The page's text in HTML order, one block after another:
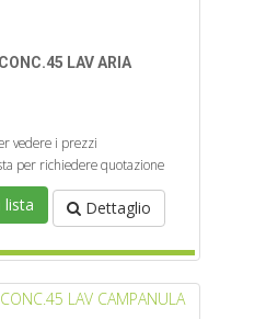
LAV ARIA
vedere i prezzi
per richiedere quotazione
lista Dettaglio